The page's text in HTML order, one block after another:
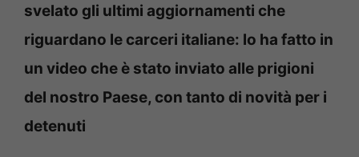
svelato gli ultimi aggiornamenti che
riguardano le carceri italiane: lo ha fatto in
un video che è stato inviato alle prigioni
del nostro Paese, con tanto di novità per i
detenuti